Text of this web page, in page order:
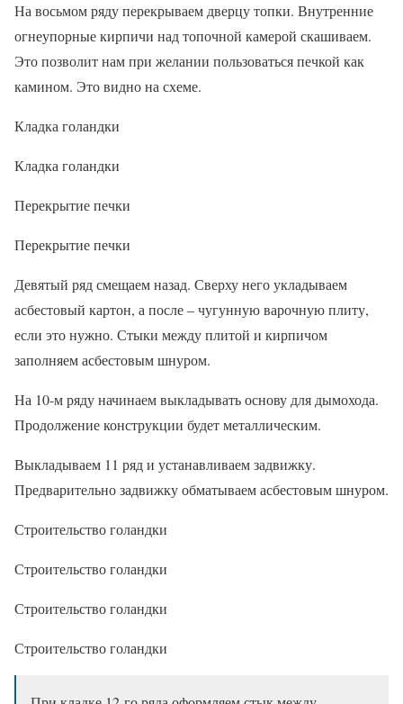
На восьмом ряду перекрываем дверцу топки. Внутренние
огнеупорные кирпичи над топочной камерой скашиваем.
Это позволит нам при желании пользоваться печкой как
камином. Это видно на схеме.
Кладка голандки
Кладка голандки
Перекрытие печки
Перекрытие печки
Девятый ряд смещаем назад. Сверху него укладываем
асбестовый картон, а после – чугунную варочную плиту,
если это нужно. Стыки между плитой и кирпичом
заполняем асбестовым шнуром.
На 10-м ряду начинаем выкладывать основу для дымохода.
Продолжение конструкции будет металлическим.
Выкладываем 11 ряд и устанавливаем задвижку.
Предварительно задвижку обматываем асбестовым шнуром.
Строительство голандки
Строительство голандки
Строительство голандки
Строительство голандки